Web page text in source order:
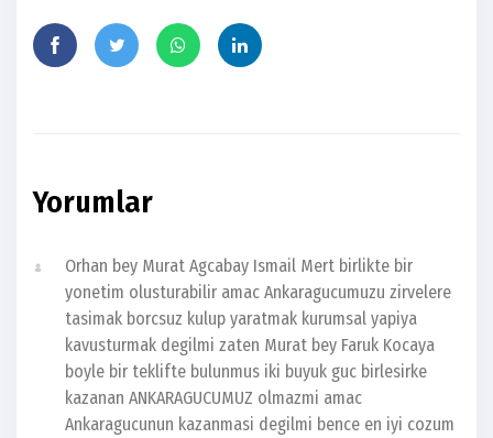
Yorumlar
Orhan bey Murat Agcabay Ismail Mert birlikte bir
yonetim olusturabilir amac Ankaragucumuzu zirvelere
tasimak borcsuz kulup yaratmak kurumsal yapiya
kavusturmak degilmi zaten Murat bey Faruk Kocaya
boyle bir teklifte bulunmus iki buyuk guc birlesirke
kazanan ANKARAGUCUMUZ olmazmi amac
Ankaragucunun kazanmasi degilmi bence en iyi cozum